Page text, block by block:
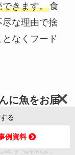
きます。食
な理由で捨
なくフード
に魚をお届
送する際は、
る
例資料